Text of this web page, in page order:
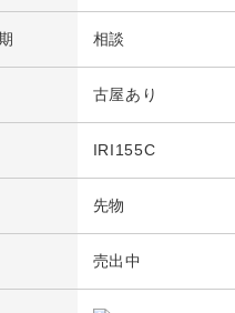
相談
古屋あり
IRI155C
先物
売出中